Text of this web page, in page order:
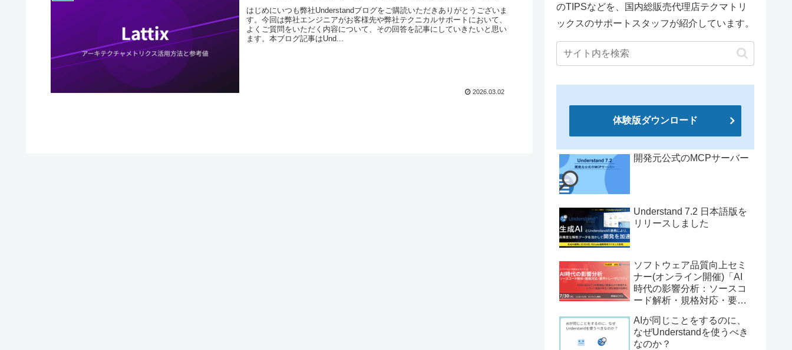
はじめにいつも弊社Understandブログをご購読いただきありがとうございま
す。今回は弊社エンジニアがお客様先や弊社テクニカルサポートにおいて、
よくご質問をいただく内容について、その回答を記事にしていきたいと思い
ます。本ブログ記事はUnd...
2026.03.02
のTIPSなどを、国内総販売代理店テクマトリ
ックスのサポートスタッフが紹介しています。
体験版ダウンロード
開発元公式のMCPサーバー
Understand 7.2 日本語版を
リリースしました
ソフトウェア品質向上セミ
ナー(オンライン開催)「AI
時代の影響分析：ソースコ
ード解析・規格対応・要件
AIが同じことをするのに、
なぜUnderstandを使うべき
なのか？